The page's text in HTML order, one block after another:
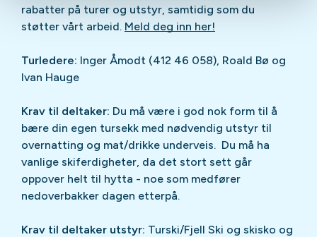
rabatter på turer og utstyr, samtidig som du
støtter vårt arbeid. Meld deg inn her!
Turledere: Inger Åmodt (412 46 058), Roald Bø og
Ivan Hauge
Krav til deltaker: Du må være i god nok form til å
bære din egen tursekk med nødvendig utstyr til
overnatting og mat/drikke underveis. Du må ha
vanlige skiferdigheter, da det stort sett går
oppover helt til hytta - noe som medfører
nedoverbakker dagen etterpå.
Krav til deltaker utstyr: Turski/Fjell Ski og skisko og